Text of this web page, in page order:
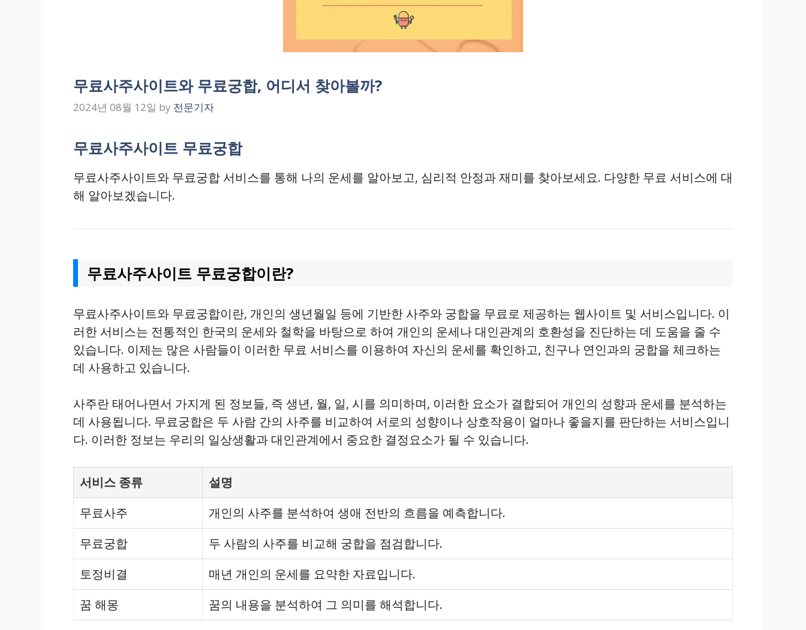
무료사주사이트와 무료궁합, 어디서 찾아볼까?
2024년 08월 12일 by 전문기자
무료사주사이트 무료궁합
무료사주사이트와 무료궁합 서비스를 통해 나의 운세를 알아보고, 심리적 안정과 재미를 찾아보세요. 다양한 무료 서비스에 대
해 알아보겠습니다.
무료사주사이트 무료궁합이란?
무료사주사이트와 무료궁합이란, 개인의 생년월일 등에 기반한 사주와 궁합을 무료로 제공하는 웹사이트 및 서비스입니다. 이
러한 서비스는 전통적인 한국의 운세와 철학을 바탕으로 하여 개인의 운세나 대인관계의 호환성을 진단하는 데 도움을 줄 수
있습니다. 이제는 많은 사람들이 이러한 무료 서비스를 이용하여 자신의 운세를 확인하고, 친구나 연인과의 궁합을 체크하는
데 사용하고 있습니다.
사주란 태어나면서 가지게 된 정보들, 즉 생년, 월, 일, 시를 의미하며, 이러한 요소가 결합되어 개인의 성향과 운세를 분석하는
데 사용됩니다. 무료궁합은 두 사람 간의 사주를 비교하여 서로의 성향이나 상호작용이 얼마나 좋을지를 판단하는 서비스입니
다. 이러한 정보는 우리의 일상생활과 대인관계에서 중요한 결정요소가 될 수 있습니다.
서비스 종류
설명
무료사주
개인의 사주를 분석하여 생애 전반의 흐름을 예측합니다.
무료궁합
두 사람의 사주를 비교해 궁합을 점검합니다.
토정비결
매년 개인의 운세를 요약한 자료입니다.
꿈 해몽
꿈의 내용을 분석하여 그 의미를 해석합니다.